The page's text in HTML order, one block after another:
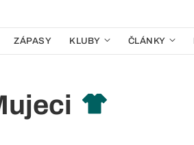
ZÁPASY KLUBY ČLÁNKY